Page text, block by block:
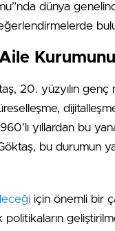
dünya
20. yüzyılın genç
yıllardan bu
bu durumun
için önemli bir
politikaların